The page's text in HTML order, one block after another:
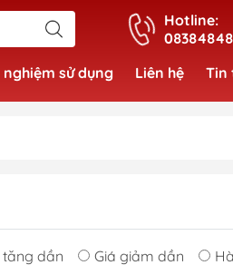
Hotline:
nghiệm sử dụng Liên hệ Tin
tăng dần Giá giảm dần